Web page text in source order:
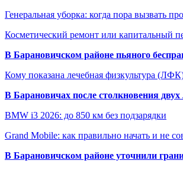
Генеральная уборка: когда пора вызвать
Косметический ремонт или капитальный
В Барановичском районе пьяного
Кому показана лечебная физкультура
В Барановичах после столкновения
BMW i3 2026: до 850 км без подзарядки
Grand Mobile: как правильно начать и не
В Барановичском районе уточнили